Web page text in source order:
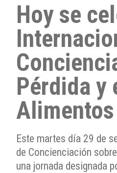
Hoy se
Pérdida y
Alimentos
Este martes día 29 de
de Concienciación
una jornada designada